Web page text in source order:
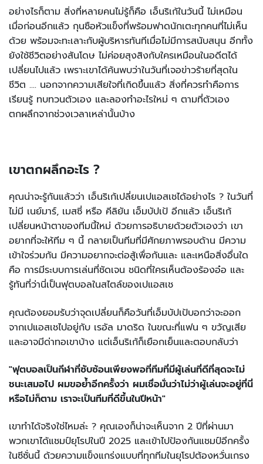
อย่างไรก็ตาม สิ่งที่หลายคนไม่รู้ก็คือ เอ็นริเก้ในวันนี้ ไม่เหมือน
เมื่อก่อนอีกแล้ว กุนซือหัวแข็งที่พร้อมฟาดนักเตะทุกคนที่ไม่เห็น
ด้วย พร้อมจะทะเลาะกับผู้บริหารทันทีเมื่อไม่มีการสนับสนุน อีกทั้ง
ยังใช้ชีวิตอย่างสันโดษ ไม่ค่อยสุงสิงกับใครเหมือนในอดีตได้
เปลี่ยนไปแล้ว เพราะเขาได้ค้นพบว่าในวันที่เจอข่าวร้ายที่สุดใน
ชีวิต .... นอกจากความเสียใจที่เกิดขึ้นแล้ว สิ่งที่ควรทำคือการ
เรียนรู้ ทบทวนตัวเอง และลองทำอะไรใหม่ ๆ ตามที่ตัวเอง
ตกผลึกจากช่วงเวลาเหล่านั้นบ้าง
เขาตกผลึกอะไร ?
คุณน่าจะรู้กันแล้วว่า เอ็นริเก้เปลี่ยนเปแอสเชได้อย่างไร ? ในวันที่
ไม่มี เนย์มาร์, เมสซี่ หรือ คีลิยัน เอ็มบัปเป้ อีกแล้ว เอ็นริเก้
เปลี่ยนหน้าตาของทีมนี้ใหม่ ด้วยการอธิบายด้วยตัวเองว่า เขา
อยากที่จะให้ทีม ๆ นี้ กลายเป็นทีมที่มีศักยภาพรอบด้าน มีความ
เข้าใจร่วมกัน มีความอยากจะต่อสู้เพื่อกันและ และเหนือสิ่งอื่นใด
คือ การมีระบบการเล่นที่ชัดเจน ชนิดที่ใครเห็นต้องร้องอ๋อ และ
รู้ทันที่ว่านี่เป็นฟุตบอลในสไตล์ของเปแอสเช
คุณต้องยอมรับว่าจุดเปลี่ยนก็คือวันที่เอ็มบัปเป้บอกว่าจะออก
จากเปแอสเชไปอยู่กับ เรอัล มาดริด ในขณะที่แฟน ๆ ขวัญเสีย
และอาจมีด่าทอเขาบ้าง แต่เอ็นริเก้ก็เยือกเย็นและตอบกลับว่า
"ฟุตบอลเป็นกีฬาที่ซับซ้อนเพียงพอที่ทีมที่มีผู้เล่นที่ดีที่สุดจะไม่
ชนะเสมอไป ผมขอย้ำอีกครั้งว่า ผมเชื่อมั่นว่าไม่ว่าผู้เล่นจะอยู่ที่นี่
หรือไม่ก็ตาม เราจะเป็นทีมที่ดีขึ้นในปีหน้า"
เขาทำได้จริงใช่ไหมล่ะ ? คุณเองก็น่าจะเห็นจาก 2 ปีที่ผ่านมา
พวกเขาได้แชมป์ยุโรปในปี 2025 และเข้าไปป้องกันแชมป์อีกครั้ง
ในซีซั่นนี้ ด้วยความแข็งแกร่งแบบที่ทุกทีมในยุโรปต้องหวั่นเกรง